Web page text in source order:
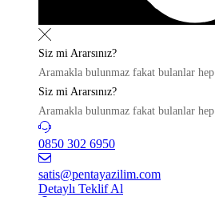
Siz mi Ararsınız?
Aramakla bulunmaz fakat bulanlar hep
Siz mi Ararsınız?
Aramakla bulunmaz fakat bulanlar hep
0850 302 6950
satis@pentayazilim.com
Detaylı Teklif Al